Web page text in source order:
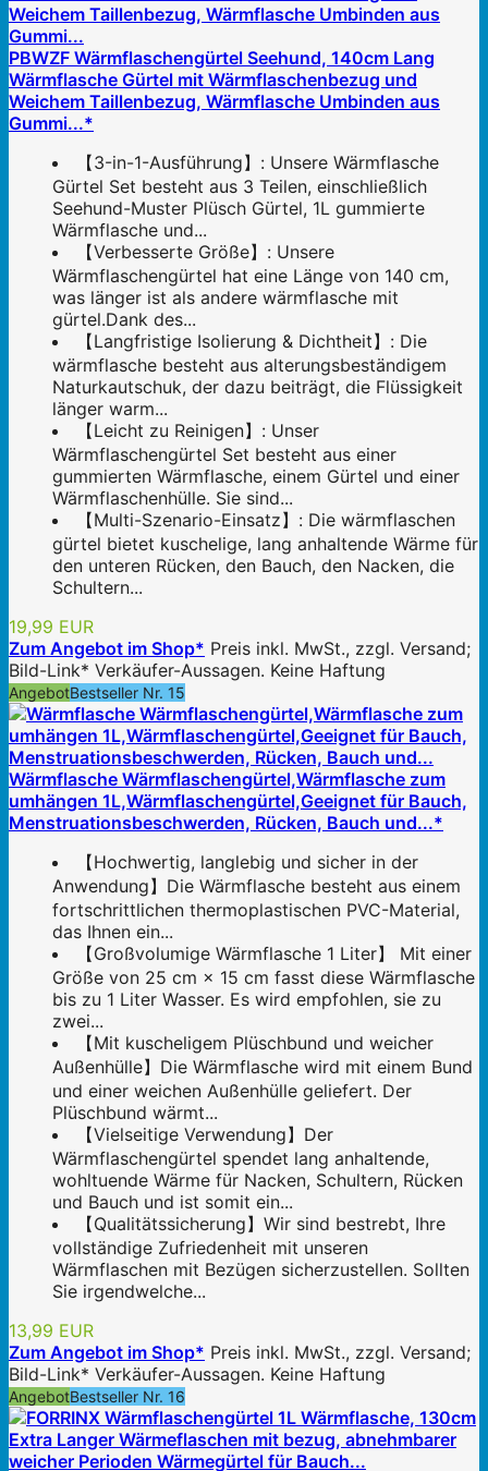
PBWZF Wärmflaschengürtel Seehund, 140cm Lang
Wärmflasche Gürtel mit Wärmflaschenbezug und
Weichem Taillenbezug, Wärmflasche Umbinden aus
Gummi...*
【3-in-1-Ausführung】: Unsere Wärmflasche
Gürtel Set besteht aus 3 Teilen, einschließlich
Seehund-Muster Plüsch Gürtel, 1L gummierte
Wärmflasche und...
【Verbesserte Größe】: Unsere
Wärmflaschengürtel hat eine Länge von 140 cm,
was länger ist als andere wärmflasche mit
gürtel.Dank des...
【Langfristige Isolierung & Dichtheit】: Die
wärmflasche besteht aus alterungsbeständigem
Naturkautschuk, der dazu beiträgt, die Flüssigkeit
länger warm...
【Leicht zu Reinigen】: Unser
Wärmflaschengürtel Set besteht aus einer
gummierten Wärmflasche, einem Gürtel und einer
Wärmflaschenhülle. Sie sind...
【Multi-Szenario-Einsatz】: Die wärmflaschen
gürtel bietet kuschelige, lang anhaltende Wärme für
den unteren Rücken, den Bauch, den Nacken, die
Schultern...
19,99 EUR
Zum Angebot im Shop* Preis inkl. MwSt., zzgl. Versand;
Bild-Link* Verkäufer-Aussagen. Keine Haftung
AngebotBestseller Nr. 15
Wärmflasche Wärmflaschengürtel,Wärmflasche zum
umhängen 1L,Wärmflaschengürtel,Geeignet für Bauch,
Menstruationsbeschwerden, Rücken, Bauch und...*
【Hochwertig, langlebig und sicher in der
Anwendung】Die Wärmflasche besteht aus einem
fortschrittlichen thermoplastischen PVC-Material,
das Ihnen ein...
【Großvolumige Wärmflasche 1 Liter】 Mit einer
Größe von 25 cm × 15 cm fasst diese Wärmflasche
bis zu 1 Liter Wasser. Es wird empfohlen, sie zu
zwei...
【Mit kuscheligem Plüschbund und weicher
Außenhülle】Die Wärmflasche wird mit einem Bund
und einer weichen Außenhülle geliefert. Der
Plüschbund wärmt...
【Vielseitige Verwendung】Der
Wärmflaschengürtel spendet lang anhaltende,
wohltuende Wärme für Nacken, Schultern, Rücken
und Bauch und ist somit ein...
【Qualitätssicherung】Wir sind bestrebt, Ihre
vollständige Zufriedenheit mit unseren
Wärmflaschen mit Bezügen sicherzustellen. Sollten
Sie irgendwelche...
13,99 EUR
Zum Angebot im Shop* Preis inkl. MwSt., zzgl. Versand;
Bild-Link* Verkäufer-Aussagen. Keine Haftung
AngebotBestseller Nr. 16